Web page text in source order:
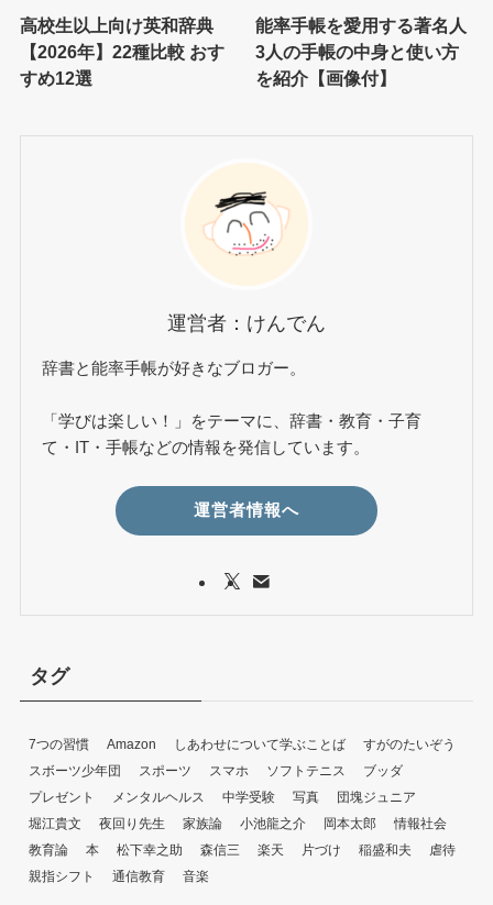
高校生以上向け英和辞典
【2026年】22種比較 おす
すめ12選
能率手帳を愛用する著名人
3人の手帳の中身と使い方
を紹介【画像付】
運営者：けんでん
辞書と能率手帳が好きなブロガー。
「学びは楽しい！」をテーマに、辞書・教育・子育
て・IT・手帳などの情報を発信しています。
運営者情報へ
タグ
7つの習慣 Amazon しあわせについて学ぶことば
すがのたいぞう
スボーツ少年団
スポーツ スマホ ソフトテニス
ブッダ
プレゼント
メンタルヘルス 中学受験 写真
団塊ジュニア
堀江貴文
夜回り先生 家族論 小池龍之介 岡本太郎
情報社会
教育論
本 松下幸之助 森信三 楽天 片づけ 稲盛和夫
虐待
親指シフト
通信教育 音楽